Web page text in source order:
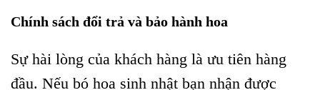
Chính sách đổi trả và bảo hành hoa
Sự hài lòng của khách hàng là ưu tiên hàng
đầu. Nếu bó hoa sinh nhật bạn nhận được